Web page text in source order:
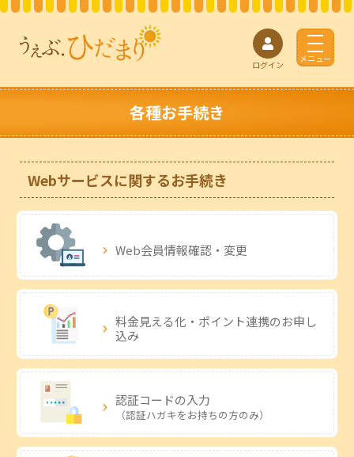
t
o
g
n
g
a
n
ログイン
各種お手続き
Webサービスに関するお手続き
Web会員情報確認・変更
料金見える化・ ポイント連携のお申し
込み
認証コードの入力
（認証ハガキをお持ちの方のみ）